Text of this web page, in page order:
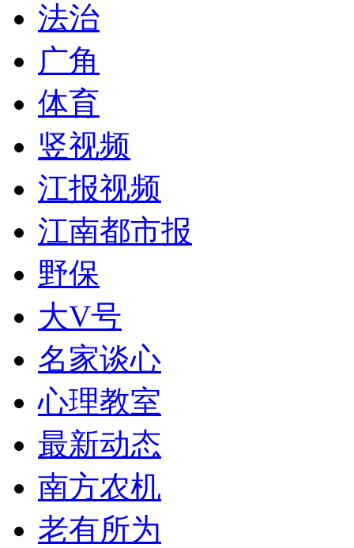
法治
广角
体育
竖视频
江报视频
江南都市报
野保
大V号
名家谈心
心理教室
最新动态
南方农机
老有所为